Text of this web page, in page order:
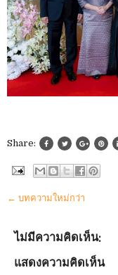
Share:
← บทความใหม่กว่า
ไม่มีความคิดเห็น:
แสดงความคิดเห็น